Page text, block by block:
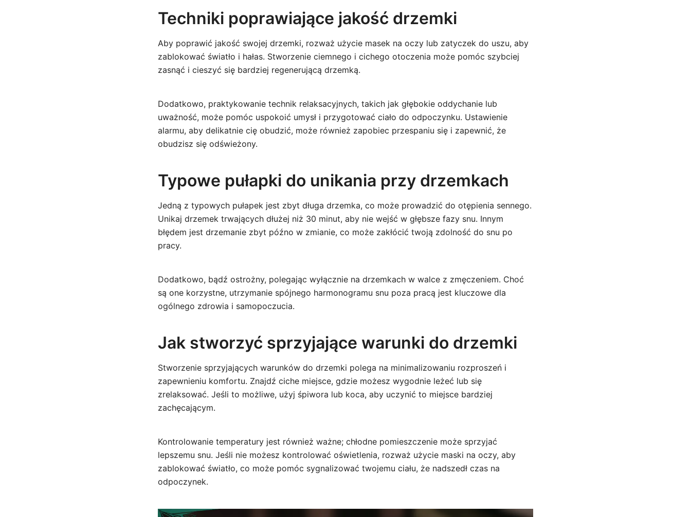
Techniki poprawiające jakość drzemki
Aby poprawić jakość swojej drzemki, rozważ użycie masek na oczy lub zatyczek do uszu, aby
zablokować światło i hałas. Stworzenie ciemnego i cichego otoczenia może pomóc szybciej
zasnąć i cieszyć się bardziej regenerującą drzemką.
Dodatkowo, praktykowanie technik relaksacyjnych, takich jak głębokie oddychanie lub
uważność, może pomóc uspokoić umysł i przygotować ciało do odpoczynku. Ustawienie
alarmu, aby delikatnie cię obudzić, może również zapobiec przespaniu się i zapewnić, że
obudzisz się odświeżony.
Typowe pułapki do unikania przy drzemkach
Jedną z typowych pułapek jest zbyt długa drzemka, co może prowadzić do otępienia sennego.
Unikaj drzemek trwających dłużej niż 30 minut, aby nie wejść w głębsze fazy snu. Innym
błędem jest drzemanie zbyt późno w zmianie, co może zakłócić twoją zdolność do snu po
pracy.
Dodatkowo, bądź ostrożny, polegając wyłącznie na drzemkach w walce z zmęczeniem. Choć
są one korzystne, utrzymanie spójnego harmonogramu snu poza pracą jest kluczowe dla
ogólnego zdrowia i samopoczucia.
Jak stworzyć sprzyjające warunki do drzemki
Stworzenie sprzyjających warunków do drzemki polega na minimalizowaniu rozproszeń i
zapewnieniu komfortu. Znajdź ciche miejsce, gdzie możesz wygodnie leżeć lub się
zrelaksować. Jeśli to możliwe, użyj śpiwora lub koca, aby uczynić to miejsce bardziej
zachęcającym.
Kontrolowanie temperatury jest również ważne; chłodne pomieszczenie może sprzyjać
lepszemu snu. Jeśli nie możesz kontrolować oświetlenia, rozważ użycie maski na oczy, aby
zablokować światło, co może pomóc sygnalizować twojemu ciału, że nadszedł czas na
odpoczynek.